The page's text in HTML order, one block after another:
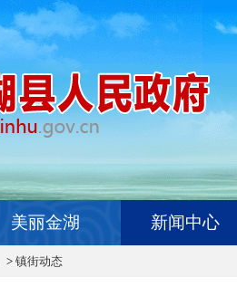
美丽金湖 新闻中心
> 镇街动态